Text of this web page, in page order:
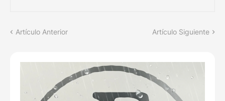
Artículo Anterior Artículo Siguiente